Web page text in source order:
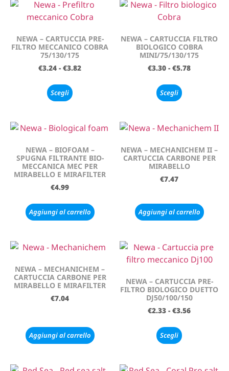
NEWA – CARTUCCIA PRE-
FILTRO MECCANICO COBRA
75/130/175
€3.24 - €3.82
Scegli
NEWA – CARTUCCIA FILTRO
BIOLOGICO COBRA
MINI/75/130/175
€3.30 - €5.78
Scegli
NEWA – BIOFOAM –
SPUGNA FILTRANTE BIO-
MECCANICA MEC PER
MIRABELLO E MIRAFILTER
€4.99
Aggiungi al carrello
NEWA – MECHANICHEM II –
CARTUCCIA CARBONE PER
MIRABELLO
€7.47
Aggiungi al carrello
NEWA – MECHANICHEM –
CARTUCCIA CARBONE PER
MIRABELLO E MIRAFILTER
€7.04
Aggiungi al carrello
NEWA – CARTUCCIA PRE-
FILTRO BIOLOGICO DUETTO
DJ50/100/150
€2.33 - €3.56
Scegli